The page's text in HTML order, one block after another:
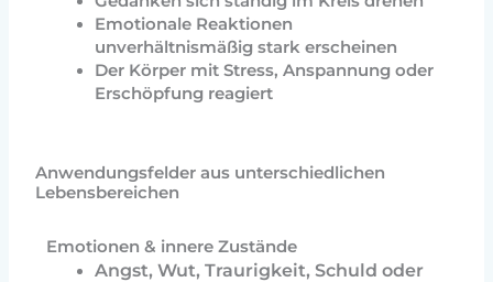
Emotionale Reaktionen
unverhältnismäßig stark erscheinen
Der Körper mit Stress, Anspannung oder
Erschöpfung reagiert
Anwendungsfelder aus unterschiedlichen
Lebensbereichen
Emotionen & innere Zustände
Angst, Wut, Traurigkeit, Schuld oder